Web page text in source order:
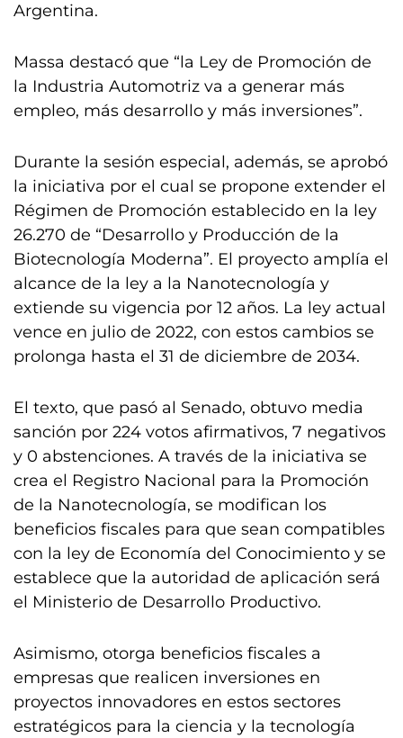
Argentina.
Massa destacó que “la Ley de Promoción de
la Industria Automotriz va a generar más
empleo, más desarrollo y más inversiones”.
Durante la sesión especial, además, se aprobó
la iniciativa por el cual se propone extender el
Régimen de Promoción establecido en la ley
26.270 de “Desarrollo y Producción de la
Biotecnología Moderna”. El proyecto amplía el
alcance de la ley a la Nanotecnología y
extiende su vigencia por 12 años. La ley actual
vence en julio de 2022, con estos cambios se
prolonga hasta el 31 de diciembre de 2034.
El texto, que pasó al Senado, obtuvo media
sanción por 224 votos afirmativos, 7 negativos
y 0 abstenciones. A través de la iniciativa se
crea el Registro Nacional para la Promoción
de la Nanotecnología, se modifican los
beneficios fiscales para que sean compatibles
con la ley de Economía del Conocimiento y se
establece que la autoridad de aplicación será
el Ministerio de Desarrollo Productivo.
Asimismo, otorga beneficios fiscales a
empresas que realicen inversiones en
proyectos innovadores en estos sectores
estratégicos para la ciencia y la tecnología